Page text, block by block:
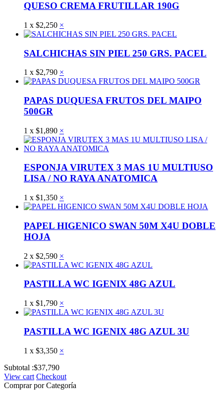
QUESO CREMA FRUTILLAR 190G
1 x $2,250 ×
SALCHICHAS SIN PIEL 250 GRS. PACEL
1 x $2,790 ×
PAPAS DUQUESA FRUTOS DEL MAIPO
500GR
1 x $1,890 ×
ESPONJA VIRUTEX 3 MAS 1U MULTIUSO
LISA / NO RAYA ANATOMICA
1 x $1,350 ×
PAPEL HIGENICO SWAN 50M X4U DOBLE
HOJA
2 x $2,590 ×
PASTILLA WC IGENIX 48G AZUL
1 x $1,790 ×
PASTILLA WC IGENIX 48G AZUL 3U
1 x $3,350 ×
Subtotal :$37,790
View cart Checkout
Comprar por Categoría